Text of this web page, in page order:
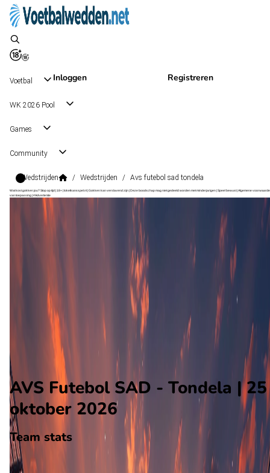
Inloggen Registreren
Voetbal
WK 2026 Pool
Games
Community
Wedstrijden / Wedstrijden / Avs futebol sad tondela
Wat kost gokken jou? Stop op tijd | 18+ | loketkansspel.nl | Gokken kan verslavend zijn | Deze boodschap mag niet gedeeld worden met minderjarigen | Speel bewust | Algemene
van toepassing | #Advertentie
Liga Portugal 2
Alle wedstrijden
AVS Futebol SAD - Tondela
Voorbeschouwing
AVS Futebol SAD - Tondela | 25
oktober 2026
Team stats
AVS Futebol SAD
AVS Futebol SAD